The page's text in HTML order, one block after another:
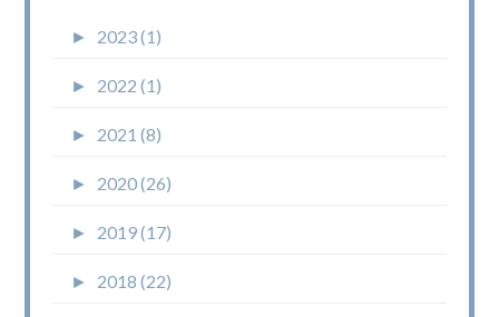
► 2023 (1)
► 2022 (1)
► 2021 (8)
► 2020 (26)
► 2019 (17)
► 2018 (22)